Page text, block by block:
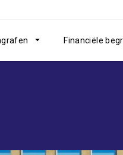
Financiële